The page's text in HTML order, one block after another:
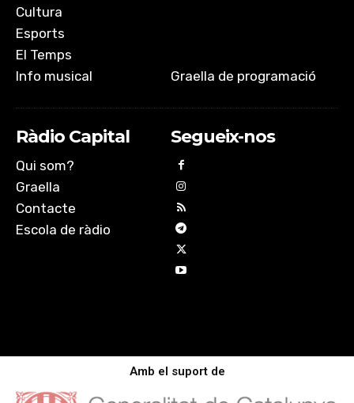
Cultura
Esports
El Temps
Info musical
Graella de programació
Ràdio Capital
Qui som?
Graella
Contacte
Escola de ràdio
Segueix-nos
Amb el suport de